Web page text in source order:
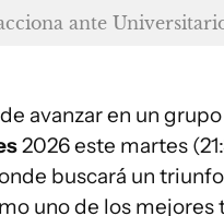
ante
avanzar en un
2026 este martes
buscará un
uno de los